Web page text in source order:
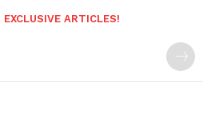
EXCLUSIVE ARTICLES!